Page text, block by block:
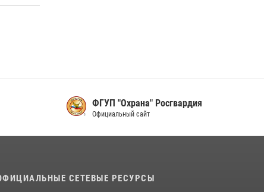
ФГУП "Охрана" Росгвардия
Официальный сайт
СЕТЕВЫЕ РЕСУРСЫ